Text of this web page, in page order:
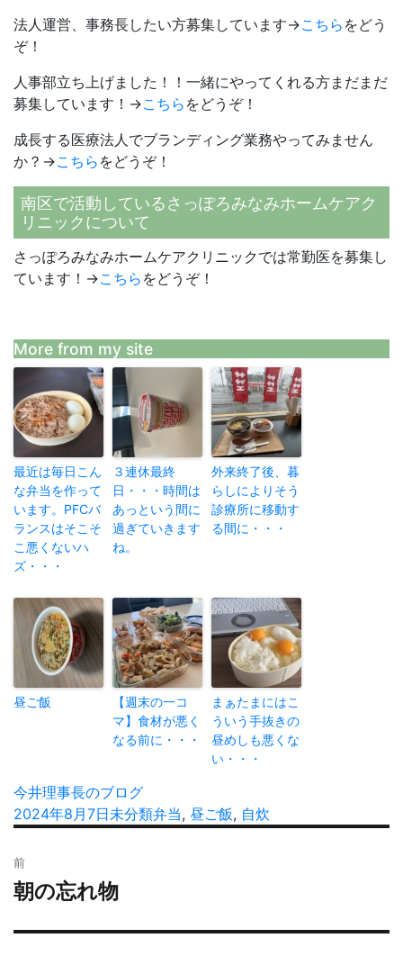
法人運営、事務長したい方募集しています→こちら をどう
ぞ！
人事部立ち上げました！！一緒にやってくれる方まだまだ
募集しています！→こちら をどうぞ！
成長する医療法人でブランディング業務やってみません
か？→こちら をどうぞ！
南区で活動しているさっぽろみなみホームケアク
リニックについて
さっぽろみなみホームケアクリニックでは常勤医を募集し
ています！→こちら をどうぞ！
More from my site
最近は毎日こん
な弁当を作って
います。PFCバ
ランスはそこそ
こ悪くないハ
ズ・・・
３連休最終
日・・・時間は
あっという間に
過ぎていきます
ね。
外来終了後、暮
らしによりそう
診療所に移動す
る間に・・・
昼ご飯
【週末の一コ
マ】食材が悪く
なる前に・・・
まぁたまにはこ
ういう手抜きの
昼めしも悪くな
い・・・
投
稿
今井理事長のブログ
投
日:
2024年8月7日カ
リ
ー
未分類タ
弁当, 昼ご飯, 自炊
稿
ナ
前
過
の
朝の忘れ物